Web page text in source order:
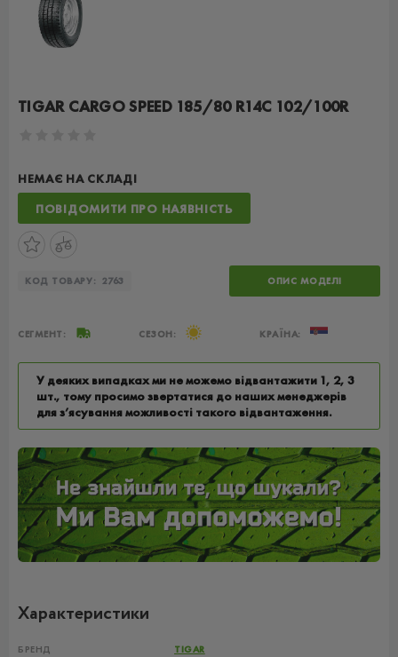
TIGAR CARGO SPEED 185/80 R14C 102/100R
НЕМАЄ НА СКЛАДІ
ПОВІДОМИТИ ПРО НАЯВНІСТЬ
КОД ТОВАРУ: 2763 ОПИС МОДЕЛІ
СЕГМЕНТ: СЕЗОН: КРАЇНА:
У деяких випадках ми не можемо відвантажити 1, 2, 3
шт., тому просимо звертатися до наших менеджерів
для з’ясування можливості такого відвантаження.
Характеристики
БРЕНД TIGAR